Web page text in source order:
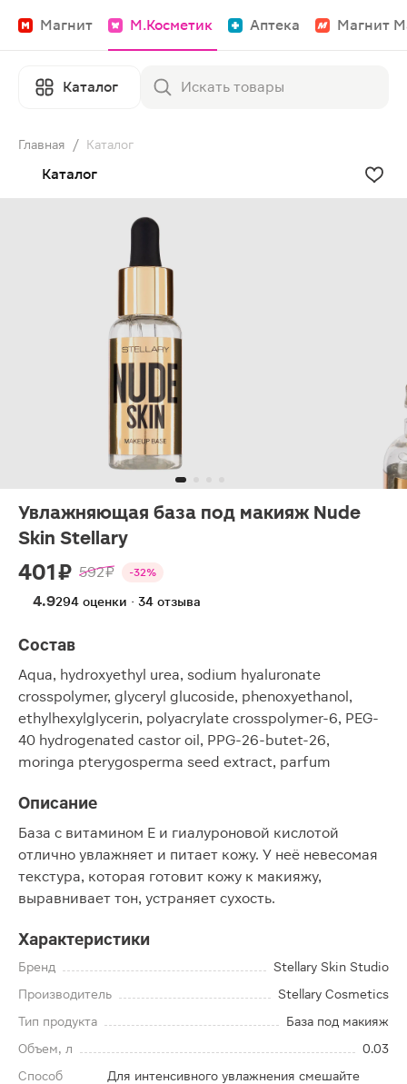
Магнит М.Косметик Аптека Магнит
Каталог
Главная / Каталог
Каталог
Увлажняющая база под макияж Nude
Skin Stellary
401 ₽ 592 ₽ -32%
4.9294 оценки · 34 отзыва
Состав
Aqua, hydroxyethyl urea, sodium hyaluronate
crosspolymer, glyceryl glucoside, phenoxyethanol,
ethylhexylglycerin, polyacrylate crosspolymer-6, PEG-
40 hydrogenated castor oil, PPG-26-butet-26,
moringa pterygosperma seed extract, parfum
Описание
База с витамином Е и гиалуроновой кислотой
отлично увлажняет и питает кожу. У неё невесомая
текстура, которая готовит кожу к макияжу,
выравнивает тон, устраняет сухость.
Характеристики
Бренд
Stellary Skin Studio
Производитель
Stellary Cosmetics
Тип продукта
База под макияж
Объем, л
0.03
Способ
Для интенсивного увлажнения смешайте